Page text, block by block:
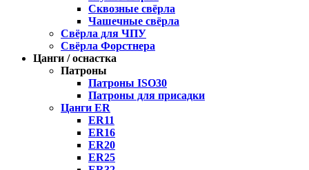
Сквозные свёрла
Чашечные свёрла
Свёрла для ЧПУ
Свёрла Форстнера
Цанги / оснастка
Патроны
Патроны ISO30
Патроны для присадки
Цанги ER
ER11
ER16
ER20
ER25